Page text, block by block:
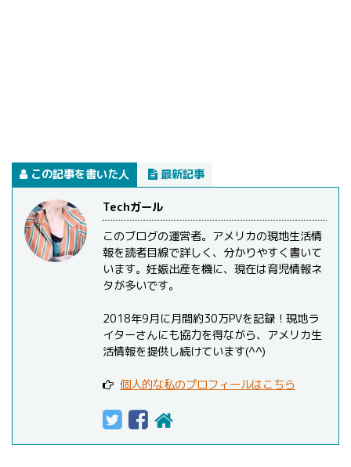
この記事を書いた人 最新記事
Techガール
このブログの運営者。アメリカの現地生活情
報を読者目線で詳しく、分かりやすく書いて
います。妊娠出産を機に、現在は育児情報ネ
タが多いです。
2018年9月に月間約30万PVを記録！現地ラ
イターさんにも協力を得ながら、アメリカ生
活情報を提供し続けています(^^)
個人的な私のプロフィールはこちら